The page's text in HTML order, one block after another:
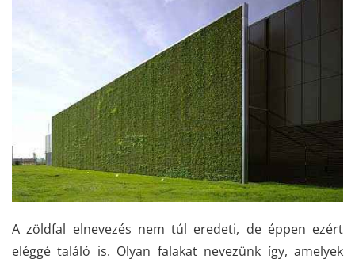
A zöldfal elnevezés nem túl eredeti, de éppen ezért
eléggé találó is. Olyan falakat nevezünk így, amelyek